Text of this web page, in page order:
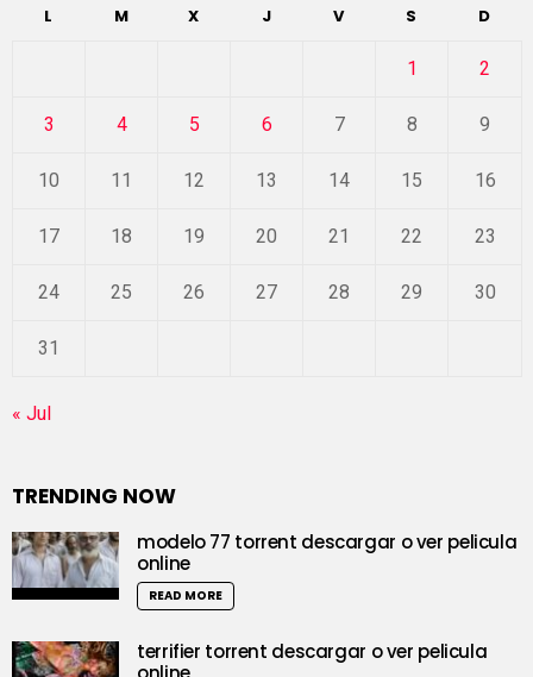
L M X J V S D
1 2
3 4 5 6 7 8 9
10 11 12 13 14 15 16
17 18 19 20 21 22 23
24 25 26 27 28 29 30
31
« Jul
TRENDING NOW
modelo 77 torrent descargar o ver pelicula
online
READ MORE
terrifier torrent descargar o ver pelicula